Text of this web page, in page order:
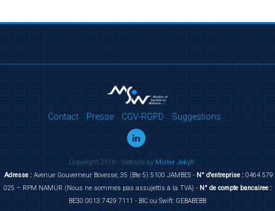
Contact Presse CGV-RGPD Suggestions
Copyright 2016 - Website byMister Jekyll
Adresse :Avenue Gouverneur Bovesse, 35 (Bte 5) 5100 JAMBES -N° d'entreprise :0464 579
025 – RPM NAMUR (Nous ne sommes pas assujettis à la TVA) -N° de compte bancairee :
BE30 0013 7429 7111 - BIC ou Swift: GEBABEBB